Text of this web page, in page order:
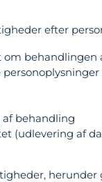
efter
om behandlingen
behandling
(udlevering af
herunder